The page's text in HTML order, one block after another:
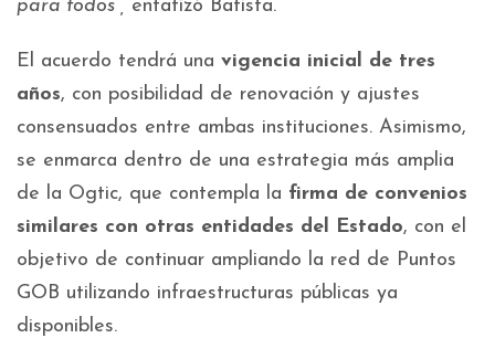
para todos”, enfatizó Batista.
El acuerdo tendrá una vigencia inicial de tres
años, con posibilidad de renovación y ajustes
consensuados entre ambas instituciones. Asimismo,
se enmarca dentro de una estrategia más amplia
de la Ogtic, que contempla la firma de convenios
similares con otras entidades del Estado, con el
objetivo de continuar ampliando la red de Puntos
GOB utilizando infraestructuras públicas ya
disponibles.